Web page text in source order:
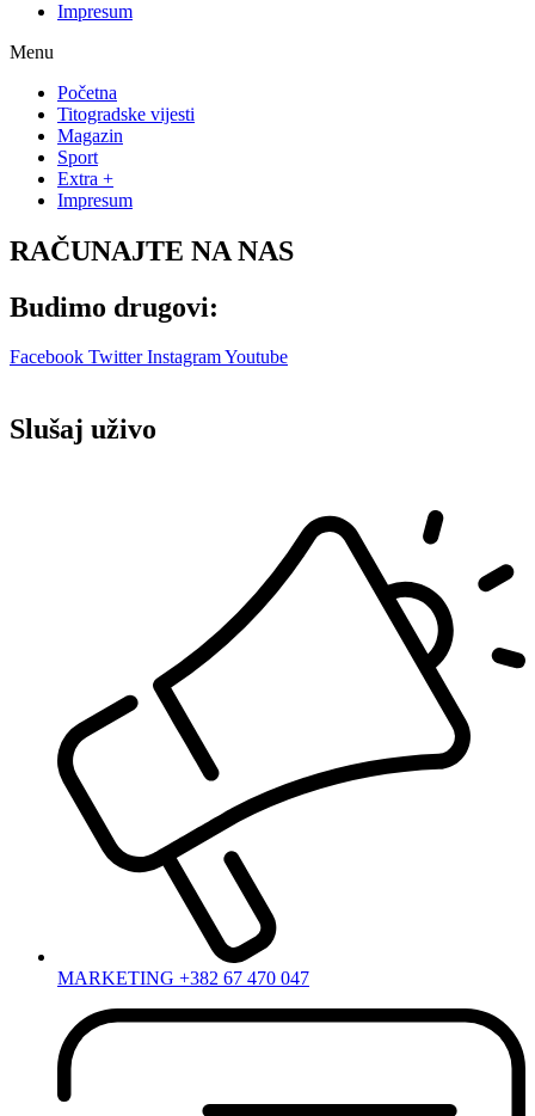
Impresum
Menu
Početna
Titogradske vijesti
Magazin
Sport
Extra +
Impresum
RAČUNAJTE NA NAS
Budimo drugovi:
Facebook Twitter InstagramYoutube
Slušaj uživo
MARKETING +382 67 470 047